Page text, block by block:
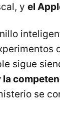
y el
sigue
se